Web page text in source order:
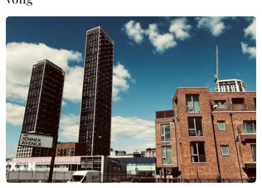
bất kỳ sự thay đổi nào cho đất nước này.